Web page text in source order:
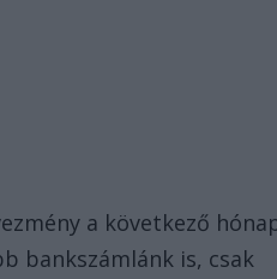
a következő
bankszámlánk is, csak